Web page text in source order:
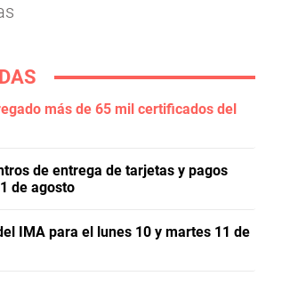
más de 65 mil certificados del
de entrega de tarjetas y pagos
de agosto
IMA para el lunes 10 y martes 11 de